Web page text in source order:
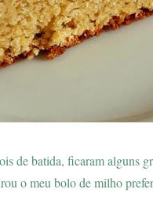
de batida, ficaram alguns
o meu bolo de milho